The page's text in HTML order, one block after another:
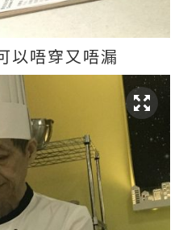
以唔穿又唔漏